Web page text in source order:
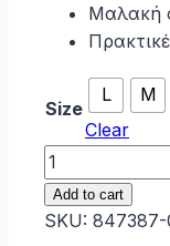
Μαλακή
Size
L M
Clear
Puma
Ανδρική
Βερμούδα
Add to cart
SKU: 847387-